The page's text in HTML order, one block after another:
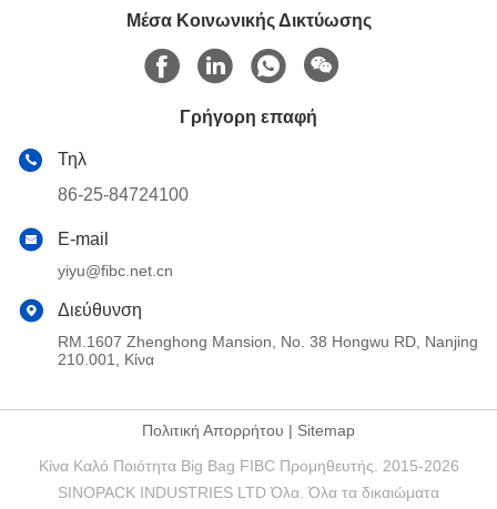
Μέσα Κοινωνικής Δικτύωσης
Γρήγορη επαφή
Τηλ
86-25-84724100
E-mail
yiyu@fibc.net.cn
Διεύθυνση
RM.1607 Zhenghong Mansion, No. 38 Hongwu RD, Nanjing
210.001, Κίνα
Πολιτική Απορρήτου | Sitemap
Κίνα Καλό Ποιότητα Big Bag FIBC Προμηθευτής. 2015-2026
SINOPACK INDUSTRIES LTD Όλα. Όλα τα δικαιώματα